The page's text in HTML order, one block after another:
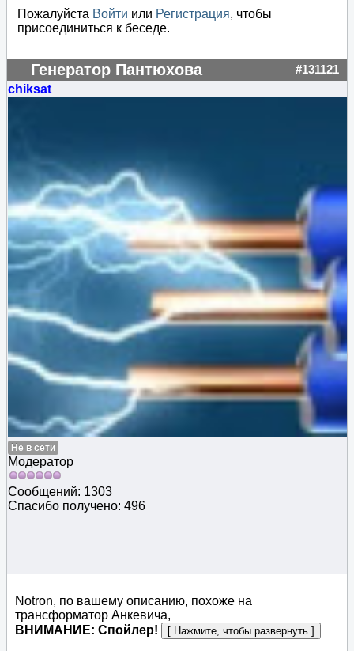
Пожалуйста Войти или Регистрация, чтобы
присоединиться к беседе.
Генератор Пантюхова #131121
chiksat
Не в сети
Модератор
Сообщений: 1303
Спасибо получено: 496
Notron, по вашему описанию, похоже на
трансформатор Анкевича,
ВНИМАНИЕ: Спойлер!